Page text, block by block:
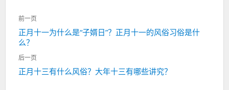
文
章
导
航
前一页
上
一
篇：
正月十一为什么是“子婿日”？正月十一的风俗习俗是什
么？
后一页
下
正月十三有什么风俗？大年十三有哪些讲究？